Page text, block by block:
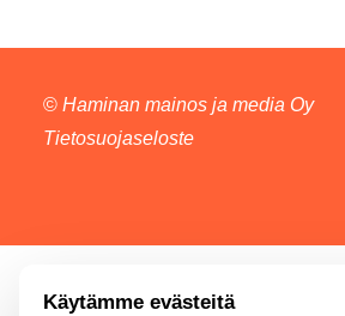
© Haminan mainos ja media Oy
Tietosuojaseloste
Käytämme evästeitä